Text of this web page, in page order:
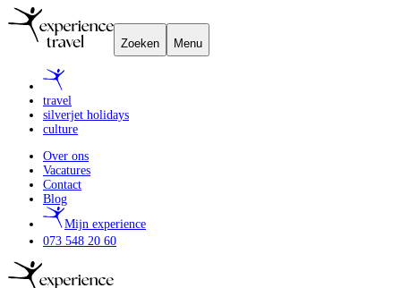
Zoeken Menu
travel
silverjet holidays
culture
Over ons
Vacatures
Contact
Blog
Mijn experience
073 548 20 60